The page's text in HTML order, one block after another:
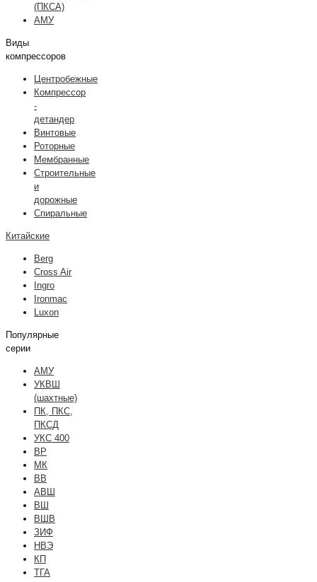
(ПКСА)
АМУ
Виды
компрессоров
Центробежные
Компрессор
-
детандер
Винтовые
Роторные
Мембранные
Строительные
и
дорожные
Спиральные
Китайские
Berg
Cross Air
Ingro
Ironmac
Luxon
Популярные
серии
АМУ
УКВШ
(шахтные)
ПК, ПКС,
ПКСД
УКС 400
ВР
МК
ВВ
АВШ
ВШ
ВШВ
ЗИФ
НВЭ
КП
ТГА